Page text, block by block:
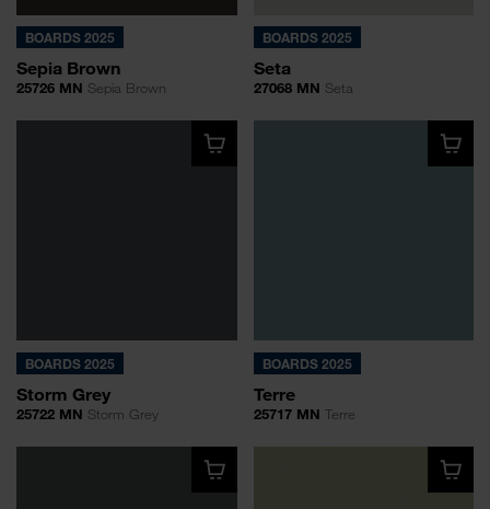
BOARDS 2025
Sepia Brown
25726 MN Sepia Brown
BOARDS 2025
Seta
27068 MN Seta
BOARDS 2025
Storm Grey
25722 MN Storm Grey
BOARDS 2025
Terre
25717 MN Terre